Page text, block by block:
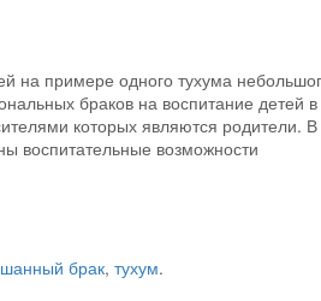
на примере одного тухума
браков на воспитание детей в
которых являются родители. В
воспитательные возможности
брак, тухум.